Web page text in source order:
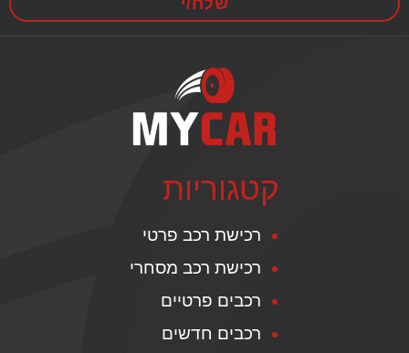
קטגוריות
רכישת רכב פרטי
רכישת רכב מסחרי
רכבים פרטיים
רכבים חדשים